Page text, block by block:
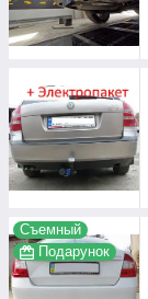
Съемный
Подарунок